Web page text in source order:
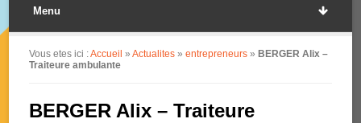
Menu
Vous etes ici :Accueil »Actualites »entrepreneurs » BERGER Alix –
Traiteure ambulante
BERGER Alix – Traiteure